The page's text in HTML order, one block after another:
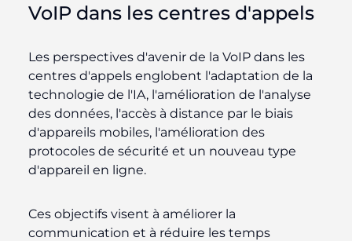
VoIP dans les centres d'appels
Les perspectives d'avenir de la VoIP dans les
centres d'appels englobent l'adaptation de la
technologie de l'IA, l'amélioration de l'analyse
des données, l'accès à distance par le biais
d'appareils mobiles, l'amélioration des
protocoles de sécurité et un nouveau type
d'appareil en ligne.
Ces objectifs visent à améliorer la
communication et à réduire les temps